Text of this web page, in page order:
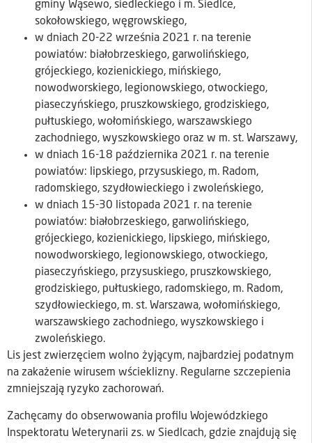
gminy Wąsewo, siedleckiego i m. Siedlce,
sokołowskiego, węgrowskiego,
w dniach 20-22 września 2021 r. na terenie
powiatów: białobrzeskiego, garwolińskiego,
grójeckiego, kozienickiego, mińskiego,
nowodworskiego, legionowskiego, otwockiego,
piaseczyńskiego, pruszkowskiego, grodziskiego,
pułtuskiego, wołomińskiego, warszawskiego
zachodniego, wyszkowskiego oraz w m. st. Warszawy,
w dniach 16-18 października 2021 r. na terenie
powiatów: lipskiego, przysuskiego, m. Radom,
radomskiego, szydłowieckiego i zwoleńskiego,
w dniach 15-30 listopada 2021 r. na terenie
powiatów: białobrzeskiego, garwolińskiego,
grójeckiego, kozienickiego, lipskiego, mińskiego,
nowodworskiego, legionowskiego, otwockiego,
piaseczyńskiego, przysuskiego, pruszkowskiego,
grodziskiego, pułtuskiego, radomskiego, m. Radom,
szydłowieckiego, m. st. Warszawa, wołomińskiego,
warszawskiego zachodniego, wyszkowskiego i
zwoleńskiego.
Lis jest zwierzęciem wolno żyjącym, najbardziej podatnym
na zakażenie wirusem wścieklizny. Regularne szczepienia
zmniejszają ryzyko zachorowań.
Zachęcamy do obserwowania profilu Wojewódzkiego
Inspektoratu Weterynarii zs. w Siedlcach, gdzie znajdują się